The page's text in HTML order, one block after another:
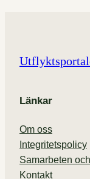
Länkar
Om oss
Integritetspolicy
Samarbeten
Kontakt